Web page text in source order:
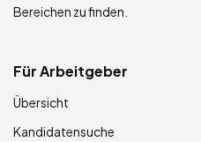
Bereichen zu finden.
Für Arbeitgeber
Übersicht
Kandidatensuche